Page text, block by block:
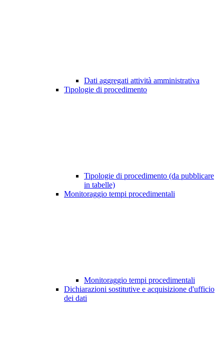
Dati aggregati attività amministrativa
Tipologie di procedimento
Tipologie di procedimento (da pubblicare
in tabelle)
Monitoraggio tempi procedimentali
Monitoraggio tempi procedimentali
Dichiarazioni sostitutive e acquisizione d'ufficio
dei dati